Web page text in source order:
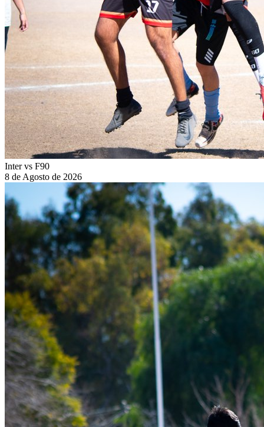
Inter vs F90
8 de Agosto de 2026